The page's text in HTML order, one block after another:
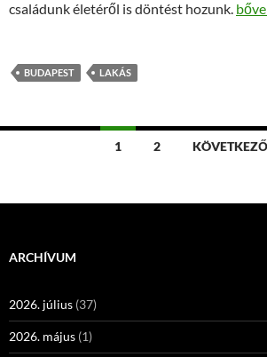
családunk életéről is döntést hozunk.
BUDAPEST LAKÁS
Bejegyzések
1 2
ARCHÍVUM
2026. július (37)
2026. május (1)